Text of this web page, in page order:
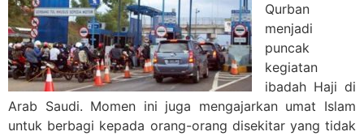
Qurban
menjadi
puncak
kegiatan
ibadah Haji di
Arab Saudi. Momen ini juga mengajarkan umat Islam
untuk berbagi kepada orang-orang disekitar yang tidak